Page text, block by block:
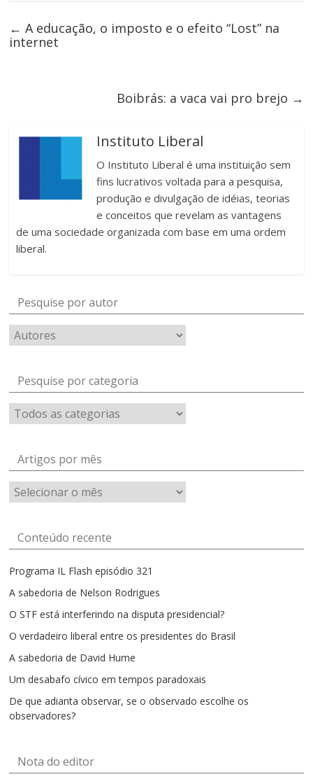
← A educação, o imposto e o efeito “Lost” na
internet
Boibrás: a vaca vai pro brejo →
Instituto Liberal
O Instituto Liberal é uma instituição sem
fins lucrativos voltada para a pesquisa,
produção e divulgação de idéias, teorias
e conceitos que revelam as vantagens
de uma sociedade organizada com base em uma ordem
liberal.
Pesquise por autor
Pesquise por categoria
Artigos por mês
Artigos
por
Conteúdo recente
Programa IL Flash episódio 321
A sabedoria de Nelson Rodrigues
O STF está interferindo na disputa presidencial?
O verdadeiro liberal entre os presidentes do Brasil
A sabedoria de David Hume
Um desabafo cívico em tempos paradoxais
De que adianta observar, se o observado escolhe os
observadores?
Nota do editor